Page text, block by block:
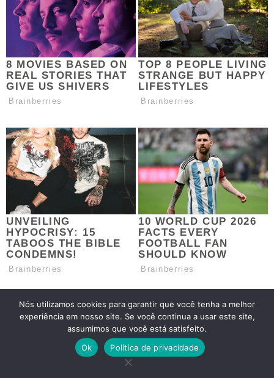
Nós utilizamos cookies para garantir que você tenha a melhor
experiência em nosso site. Se você continua a usar este site,
assumimos que você está satisfeito.
Ok
Política de privacidade